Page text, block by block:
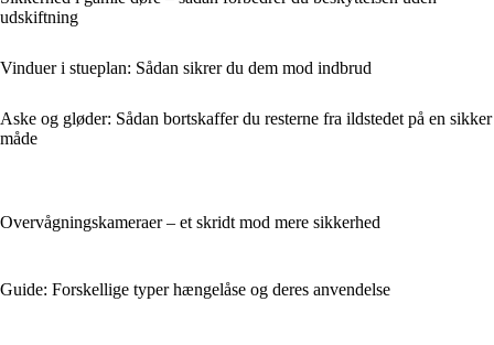
udskiftning
Vinduer i stueplan: Sådan sikrer du dem mod indbrud
Aske og gløder: Sådan bortskaffer du resterne fra ildstedet på en sikker
måde
Overvågningskameraer – et skridt mod mere sikkerhed
Guide: Forskellige typer hængelåse og deres anvendelse